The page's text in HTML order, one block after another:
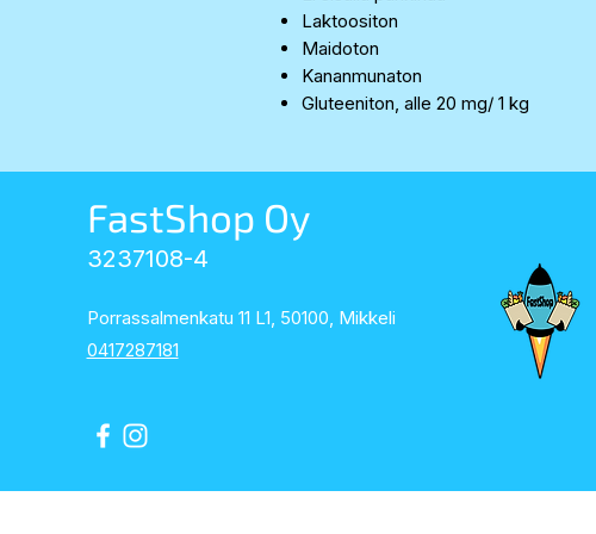
Laktoositon
Maidoton
Kananmunaton
Gluteeniton, alle 20 mg/ 1 kg
FastShop Oy
3237108-4
Porrassalmenkatu 11 L1, 50100, Mikkeli
0417287181